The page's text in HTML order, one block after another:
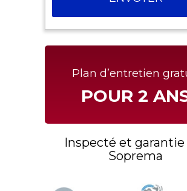
Plan d’entretien
POUR 2
Inspecté et garantie
Soprema